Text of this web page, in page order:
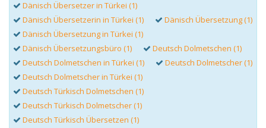
Dänisch Übersetzer in Türkei (1)
Dänisch Übersetzerin in Türkei (1)
Dänisch Übersetzung (1)
Dänisch Übersetzung in Türkei (1)
Dänisch Übersetzungsbüro (1)
Deutsch Dolmetschen (1)
Deutsch Dolmetschen in Türkei (1)
Deutsch Dolmetscher (1)
Deutsch Dolmetscher in Türkei (1)
Deutsch Türkisch Dolmetschen (1)
Deutsch Türkisch Dolmetscher (1)
Deutsch Türkisch Übersetzen (1)